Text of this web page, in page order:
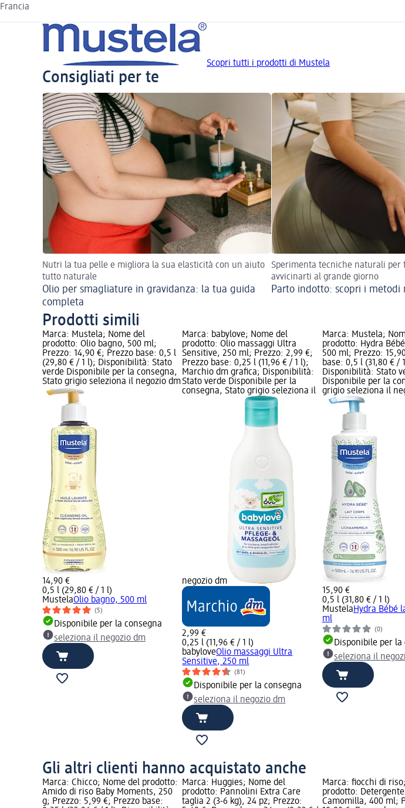
Francia
Scopri tutti i prodotti di Mustela
Consigliati per te
Nutri la tua pelle e migliora la sua elasticità con un aiuto
tutto naturale
Olio per smagliature in gravidanza: la tua guida
completa
Sperimenta tecniche naturali per
avvicinarti al grande giorno
Parto indotto: scopri i metodi
Prodotti simili
Marca: Mustela; Nome del
prodotto: Olio bagno, 500 ml;
Prezzo: 14,90 €; Prezzo base: 0,5 l
(29,80 € / 1 l); Disponibilità: Stato
verde Disponibile per la consegna,
Stato grigio seleziona il negozio dm
14,90 €
0,5 l (29,80 € / 1 l)
MustelaOlio bagno, 500 ml
(5)
Disponibile per la consegna
seleziona il negozio dm
Marca: babylove; Nome del
prodotto: Olio massaggi Ultra
Sensitive, 250 ml; Prezzo: 2,99 €;
Prezzo base: 0,25 l (11,96 € / 1 l);
Marchio dm grafica; Disponibilità:
Stato verde Disponibile per la
consegna, Stato grigio seleziona il
negozio dm
2,99 €
0,25 l (11,96 € / 1 l)
babyloveOlio massaggi Ultra
Sensitive, 250 ml
(81)
Disponibile per la consegna
seleziona il negozio dm
Marca: Mustela;
prodotto: Hydra
500 ml; Prezzo:
base: 0,5 l (31,80 € /
Disponibilità: Stato
Disponibile per la
grigio seleziona il
15,90 €
0,5 l (31,80 € / 1 l)
MustelaHydra Bébé
ml
(0)
Disponibile per la
seleziona il
Gli altri clienti hanno acquistato anche
Marca: Chicco; Nome del prodotto:
Amido di riso Baby Moments, 250
g; Prezzo: 5,99 €; Prezzo base:
Marca: Huggies; Nome del
prodotto: Pannolini Extra Care
taglia 2 (3-6 kg), 24 pz; Prezzo:
Marca: fiocchi di
prodotto:
Camomilla, 400 ml;